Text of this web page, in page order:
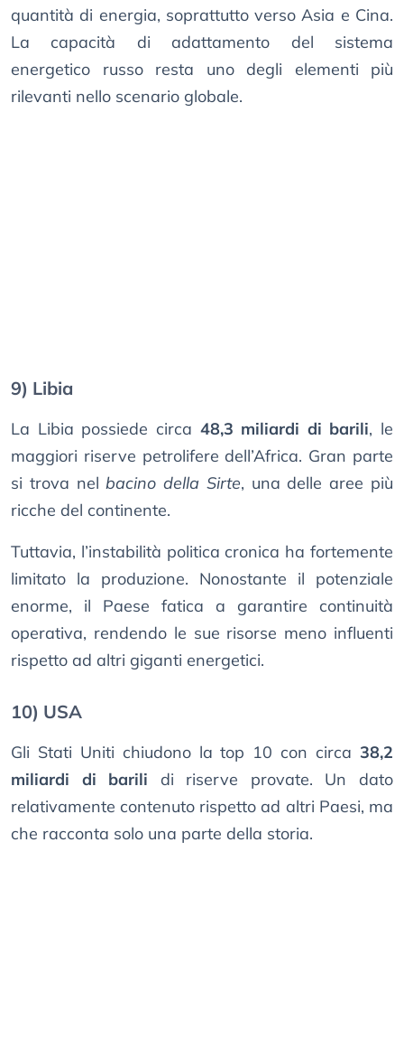
quantità di energia, soprattutto verso Asia e Cina.
La capacità di adattamento del sistema
energetico russo resta uno degli elementi più
rilevanti nello scenario globale.
9) Libia
La Libia possiede circa 48,3 miliardi di barili, le
maggiori riserve petrolifere dell’Africa. Gran parte
si trova nelbacino della Sirte, una delle aree più
ricche del continente.
Tuttavia, l’instabilità politica cronica ha fortemente
limitato la produzione. Nonostante il potenziale
enorme, il Paese fatica a garantire continuità
operativa, rendendo le sue risorse meno influenti
rispetto ad altri giganti energetici.
10) USA
Gli Stati Uniti chiudono la top 10 con circa 38,2
miliardi di barili di riserve provate. Un dato
relativamente contenuto rispetto ad altri Paesi, ma
che racconta solo una parte della storia.